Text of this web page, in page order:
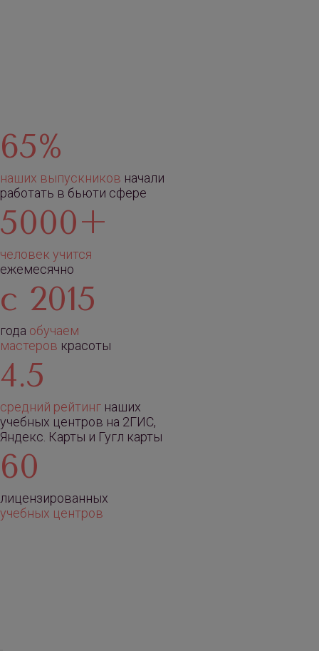
65%
наших выпускников начали
работать в бьюти сфере
5000+
человек учится
ежемесячно
с 2015
года обучаем
мастеров красоты
4.5
средний рейтинг наших
учебных центров на 2ГИС,
Яндекс. Карты и Гугл карты
60
лицензированных
учебных центров